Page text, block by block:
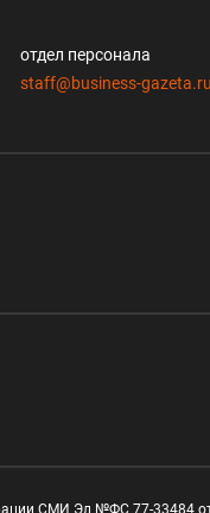
отдел персонала
staff@business-gazeta.ru
СМИ Эл №ФС 77-33484